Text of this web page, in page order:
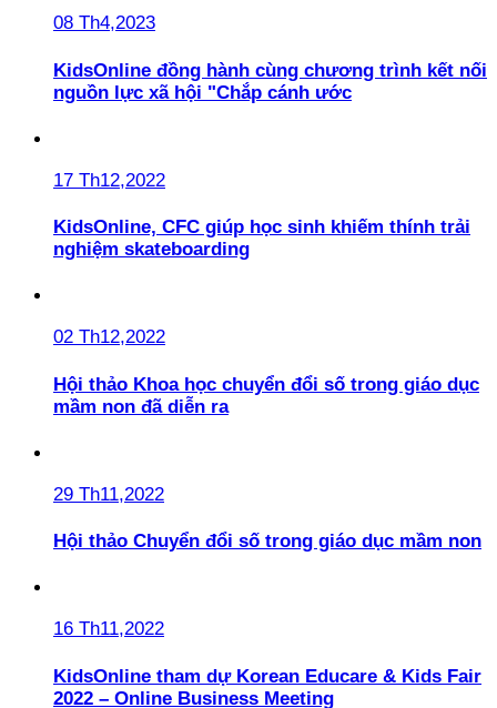
08 Th4,2023
KidsOnline đồng hành cùng chương trình kết nối
nguồn lực xã hội "Chắp cánh ước
17 Th12,2022
KidsOnline, CFC giúp học sinh khiếm thính trải
nghiệm skateboarding
02 Th12,2022
Hội thảo Khoa học chuyển đổi số trong giáo dục
mầm non đã diễn ra
29 Th11,2022
Hội thảo Chuyển đổi số trong giáo dục mầm non
16 Th11,2022
KidsOnline tham dự Korean Educare & Kids Fair
2022 – Online Business Meeting